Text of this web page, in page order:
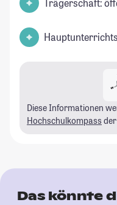
Trägerschaft:
Diese Informationen
Hochschulkompass
Das könnte